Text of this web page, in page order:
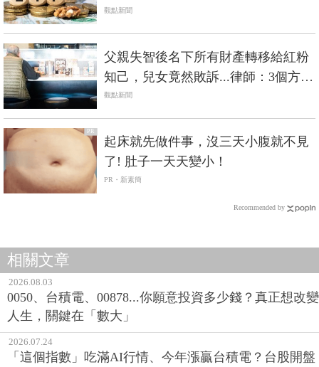
觀點新聞
父親失智後名下所有財產轉移給紅粉
知己，兒女竟然敗訴...律師：3個方法
幫失智家庭守住財產
觀點新聞
PR
起床就先做件事，沒三天小腹就不見
了! 肚子一天天變小！
PR・新素簡
Recommended by
相關文章
2026.08.03
0050、台積電、00878...你願意投資多少錢？真正想改變
人生，關鍵在「數大」
2026.07.24
「這個指數」吃滿AI行情、今年漲贏台積電？台股開盤